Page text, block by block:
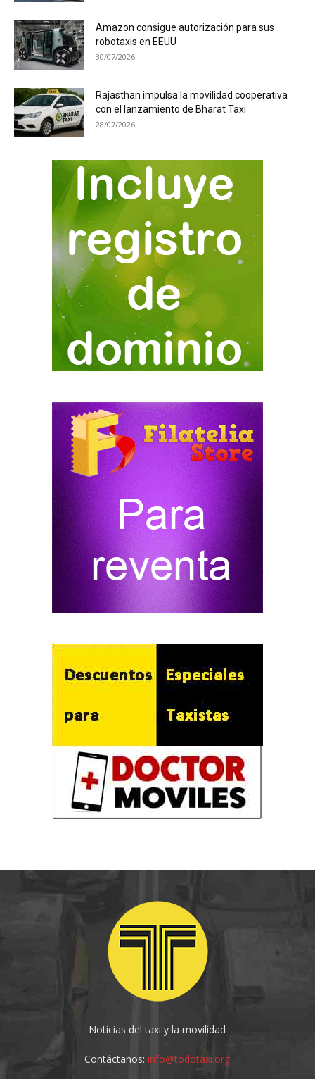
Amazon consigue autorización para sus
robotaxis en EEUU
30/07/2026
Rajasthan impulsa la movilidad cooperativa
con el lanzamiento de Bharat Taxi
28/07/2026
Noticias del taxi y la movilidad
Contáctanos:info@todotaxi.org